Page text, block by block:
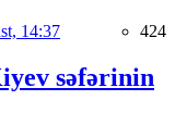
14:37 424
səfərinin